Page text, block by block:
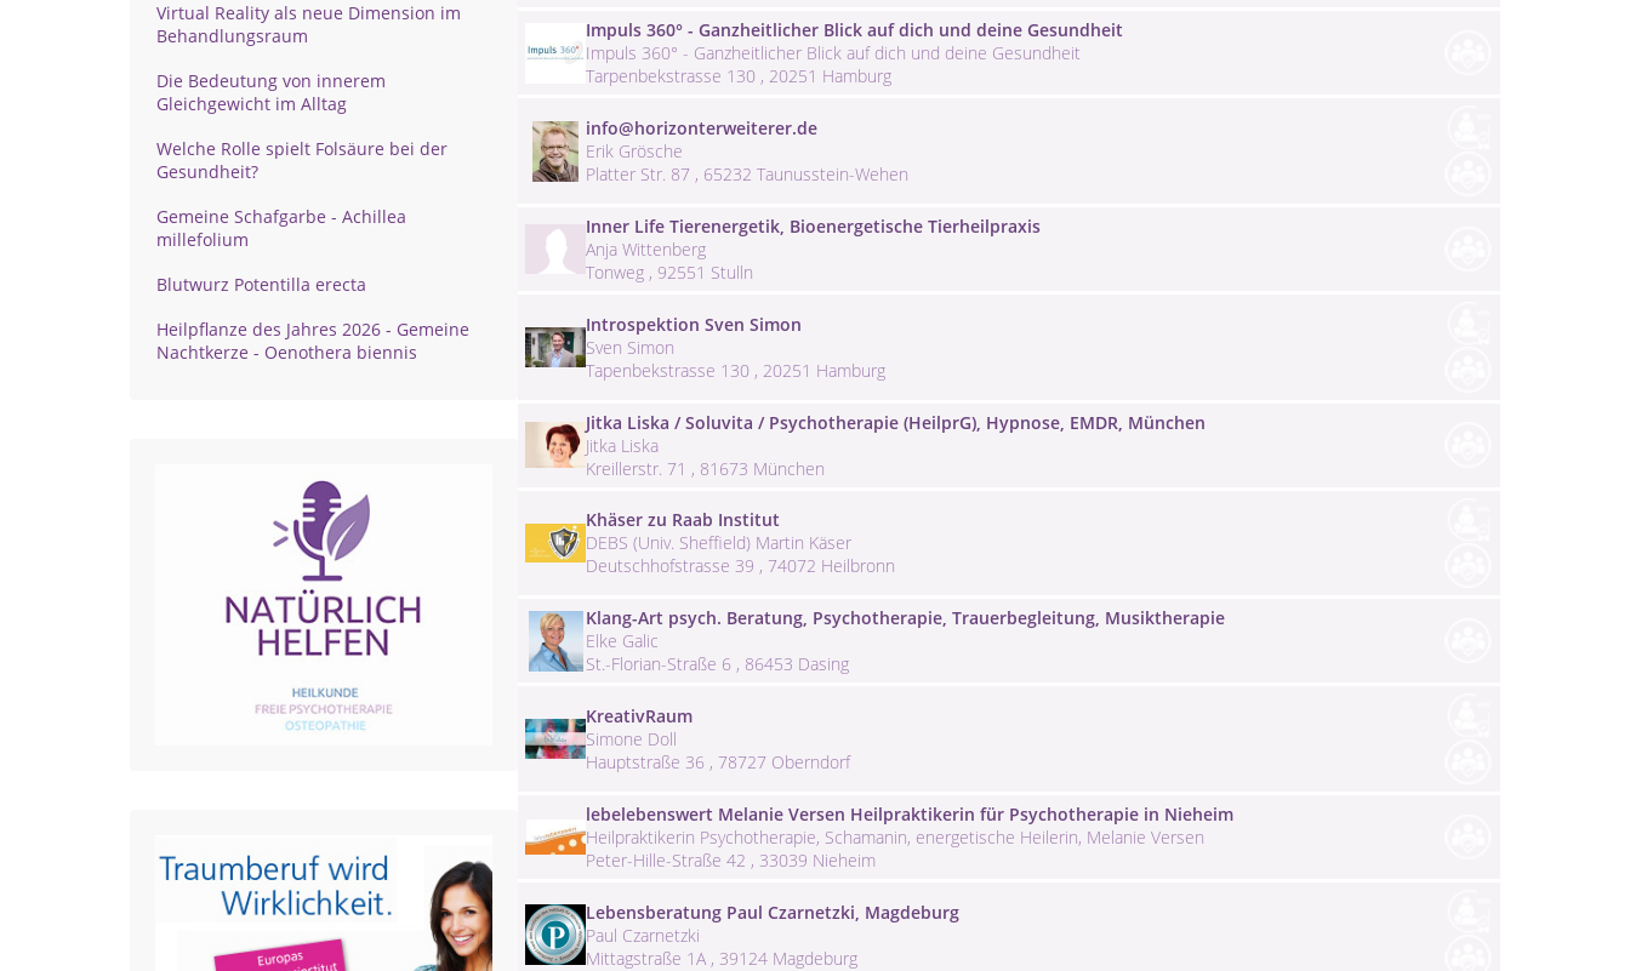
Virtual Reality als neue Dimension im
Behandlungsraum
Die Bedeutung von innerem
Gleichgewicht im Alltag
Welche Rolle spielt Folsäure bei der
Gesundheit?
Gemeine Schafgarbe - Achillea
millefolium
Blutwurz Potentilla erecta
Heilpflanze des Jahres 2026 - Gemeine
Nachtkerze - Oenothera biennis
Impuls 360° - Ganzheitlicher Blick auf dich und deine Gesundheit
Impuls 360° - Ganzheitlicher Blick auf dich und deine Gesundheit
Tarpenbekstrasse 130 , 20251 Hamburg
info@horizonterweiterer.de
Erik Grösche
Platter Str. 87 , 65232 Taunusstein-Wehen
Inner Life Tierenergetik, Bioenergetische Tierheilpraxis
Anja Wittenberg
Tonweg , 92551 Stulln
Introspektion Sven Simon
Sven Simon
Tapenbekstrasse 130 , 20251 Hamburg
Jitka Liska / Soluvita / Psychotherapie (HeilprG), Hypnose, EMDR, München
Jitka Liska
Kreillerstr. 71 , 81673 München
Khäser zu Raab Institut
DEBS (Univ. Sheffield) Martin Käser
Deutschhofstrasse 39 , 74072 Heilbronn
Klang-Art psych. Beratung, Psychotherapie, Trauerbegleitung, Musiktherapie
Elke Galic
St.-Florian-Straße 6 , 86453 Dasing
KreativRaum
Simone Doll
Hauptstraße 36 , 78727 Oberndorf
lebelebenswert Melanie Versen Heilpraktikerin für Psychotherapie in Nieheim
Heilpraktikerin Psychotherapie, Schamanin, energetische Heilerin, Melanie Versen
Peter-Hille-Straße 42 , 33039 Nieheim
Lebensberatung Paul Czarnetzki, Magdeburg
Paul Czarnetzki
Mittagstraße 1A , 39124 Magdeburg